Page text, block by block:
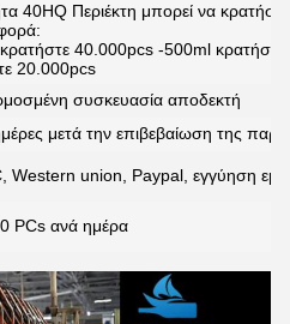
40HQ Περιέκτη μπορεί να
40.000pcs -500ml
20.000pcs
συσκευασία αποδεκτή
μετά την επιβεβαίωση της
Western union, Paypal, εγγύηση
PCs ανά ημέρα